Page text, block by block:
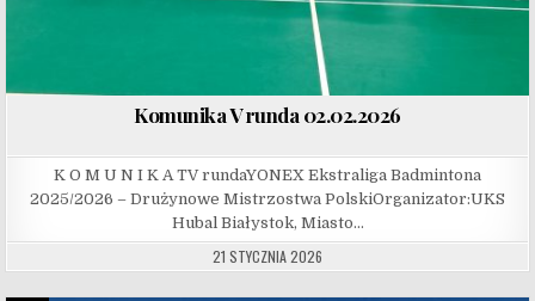
Komunika V runda 02.02.2026
K O M U N I K A TV rundaYONEX Ekstraliga Badmintona
2025/2026 – Drużynowe Mistrzostwa PolskiOrganizator:UKS
Hubal Białystok, Miasto…
21 STYCZNIA 2026